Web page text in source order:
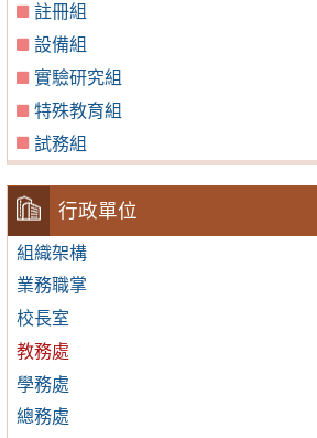
註冊組
設備組
實驗研究組
特殊教育組
試務組
行政單位
組織架構
業務職掌
校長室
教務處
學務處
總務處